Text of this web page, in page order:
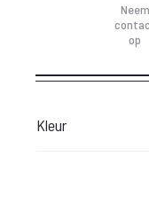
Neem
op
Kleur